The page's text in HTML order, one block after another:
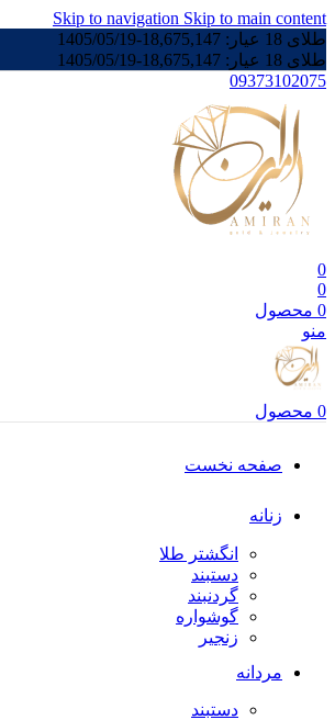
Skip to navigation Skip to main content
طلای 18 عیار:
18,675,147
-
1405/05/19
طلای 18 عیار:
18,675,147
-
1405/05/19
09373102075
0
0
0 محصول
منو
0 محصول
صفحه نخست
زنانه
انگشتر طلا
دستبند
گردنبند
گوشواره
زنجیر
مردانه
دستبند